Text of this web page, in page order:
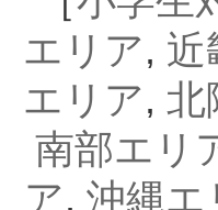
エリア, 近
エリア, 北
南部エリ
ア, 沖縄エ